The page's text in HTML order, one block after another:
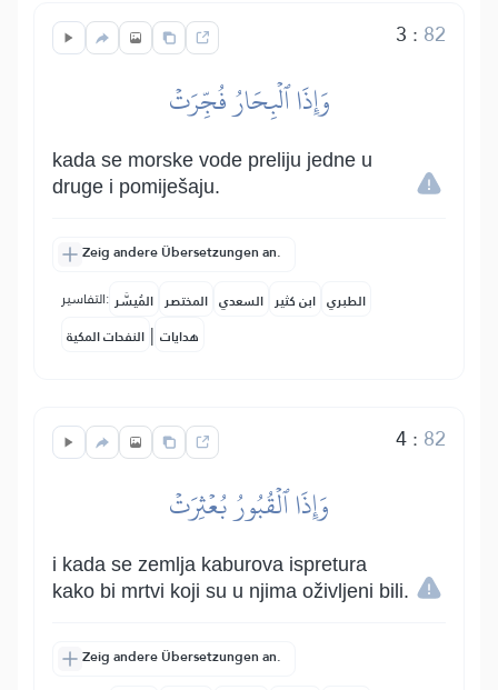
3 : 82
وَإِذَا ٱلۡبِحَارُ فُجِّرَتۡ
kada se morske vode preliju jedne u
druge i pomiješaju.
Zeig andere Übersetzungen an.
التفاسير: المُيسَّر المختصر السعدي ابن كثير الطبري
النفحات المكية | هدايات
4: 82
وَإِذَا ٱلۡقُبُورُ بُعۡثِرَتۡ
i kada se zemlja kaburova ispretura
kako bi mrtvi koji su u njima oživljeni bili.
Zeig andere Übersetzungen an.